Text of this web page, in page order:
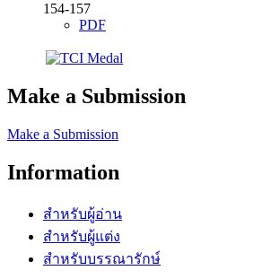
154-157
PDF
Make a Submission
Make a Submission
Information
สำหรับผู้อ่าน
สำหรับผู้แต่ง
สำหรับบรรณารักษ์